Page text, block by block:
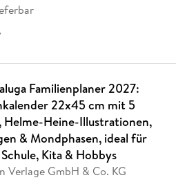
Familienplaner 2027:
22x45 cm mit 5
Helme-Heine-Illustrationen,
& Mondphasen, ideal für
Kita & Hobbys
Verlage GmbH & Co. KG